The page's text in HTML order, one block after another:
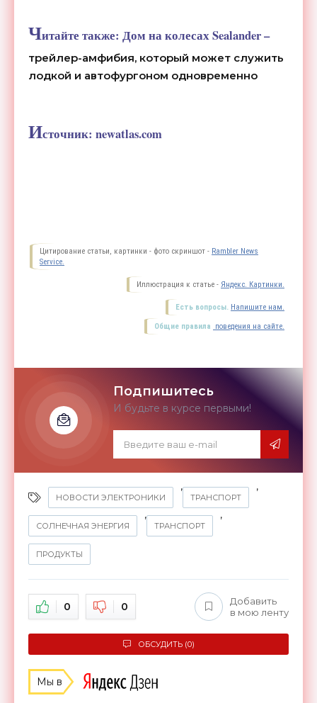
Читайте также: Дом на колесах Sealander –
трейлер-амфибия, который может служить
лодкой и автофургоном одновременно
Источник: newatlas.com
Цитирование статьи, картинки - фото скриншот - Rambler News
Service.
Иллюстрация к статье - Яндекс. Картинки.
Есть вопросы. Напишите нам.
Общие правила поведения на сайте.
Подпишитесь
И будьте в курсе первыми!
НОВОСТИ ЭЛЕКТРОНИКИ
,
ТРАНСПОРТ
,
СОЛНЕЧНАЯ ЭНЕРГИЯ
,
ТРАНСПОРТ
,
ПРОДУКТЫ
0 0
Добавить
в мою ленту
ОБСУДИТЬ (0)
Мы в